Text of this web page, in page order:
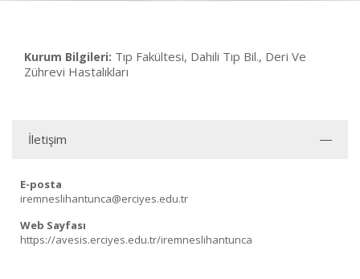
Kurum Bilgileri: Tıp Fakültesi, Dahili Tıp Bil., Deri Ve
Zührevi Hastalıkları
İletişim
E-posta
iremneslihantunca@erciyes.edu.tr
Web Sayfası
https://avesis.erciyes.edu.tr/iremneslihantunca